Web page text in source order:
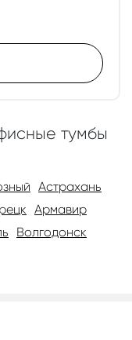
тумбы
Астрахань
Армавир
Волгодонск